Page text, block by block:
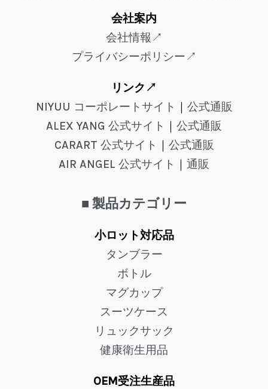
会社案内
会社情報↗
プライバシーポリシー↗
リンク↗
NIYUU コーポレートサイト ｜ 公式通販
ALEX YANG 公式サイト ｜ 公式通販
CARART 公式サイト ｜ 公式通販
AIR ANGEL 公式サイト ｜ 通販
■ 製品カテゴリー
小ロット対応品
タンブラー
ボトル
マグカップ
スーツケース
リュックサック
健康衛生用品
OEM受注生産品